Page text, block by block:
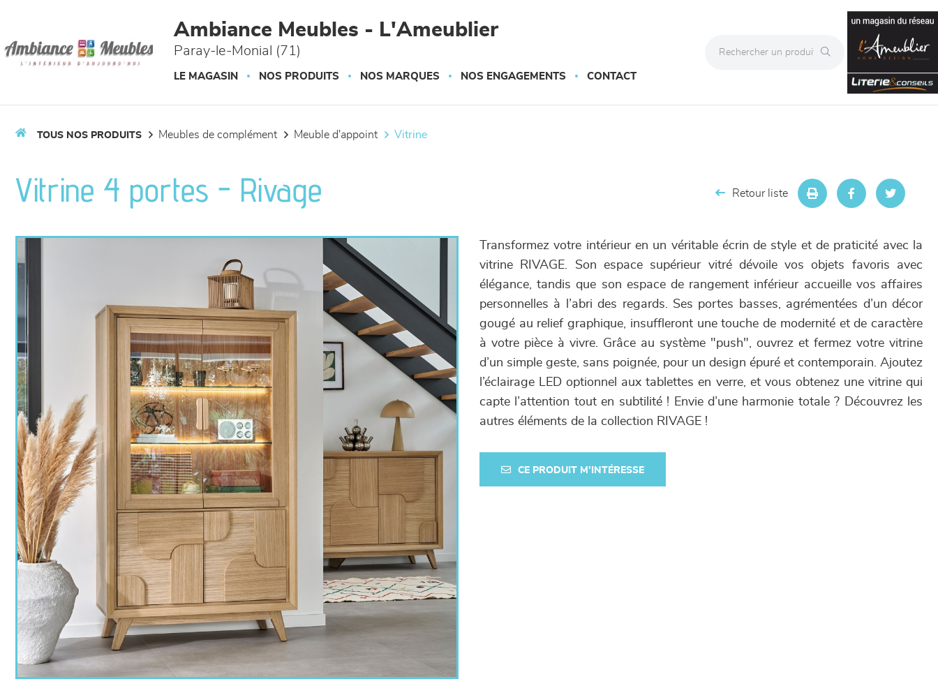
Ambiance Meubles - L'Ameublier
Paray-le-Monial (71)
LE MAGASIN NOS PRODUITS NOS MARQUES NOS ENGAGEMENTS CONTACT
TOUS NOS PRODUITS meubles de complément meuble d'appoint vitrine
Vitrine 4 portes - Rivage Retour liste
Transformez votre intérieur en un véritable écrin de style et de praticité avec la
vitrine RIVAGE. Son espace supérieur vitré dévoile vos objets favoris avec
élégance, tandis que son espace de rangement inférieur accueille vos affaires
personnelles à l’abri des regards. Ses portes basses, agrémentées d’un décor
gougé au relief graphique, insuffleront une touche de modernité et de caractère
à votre pièce à vivre. Grâce au système "push", ouvrez et fermez votre vitrine
d’un simple geste, sans poignée, pour un design épuré et contemporain. Ajoutez
l’éclairage LED optionnel aux tablettes en verre, et vous obtenez une vitrine qui
capte l’attention tout en subtilité ! Envie d’une harmonie totale ? Découvrez les
autres éléments de la collection RIVAGE !
CE PRODUIT M'INTÉRESSE